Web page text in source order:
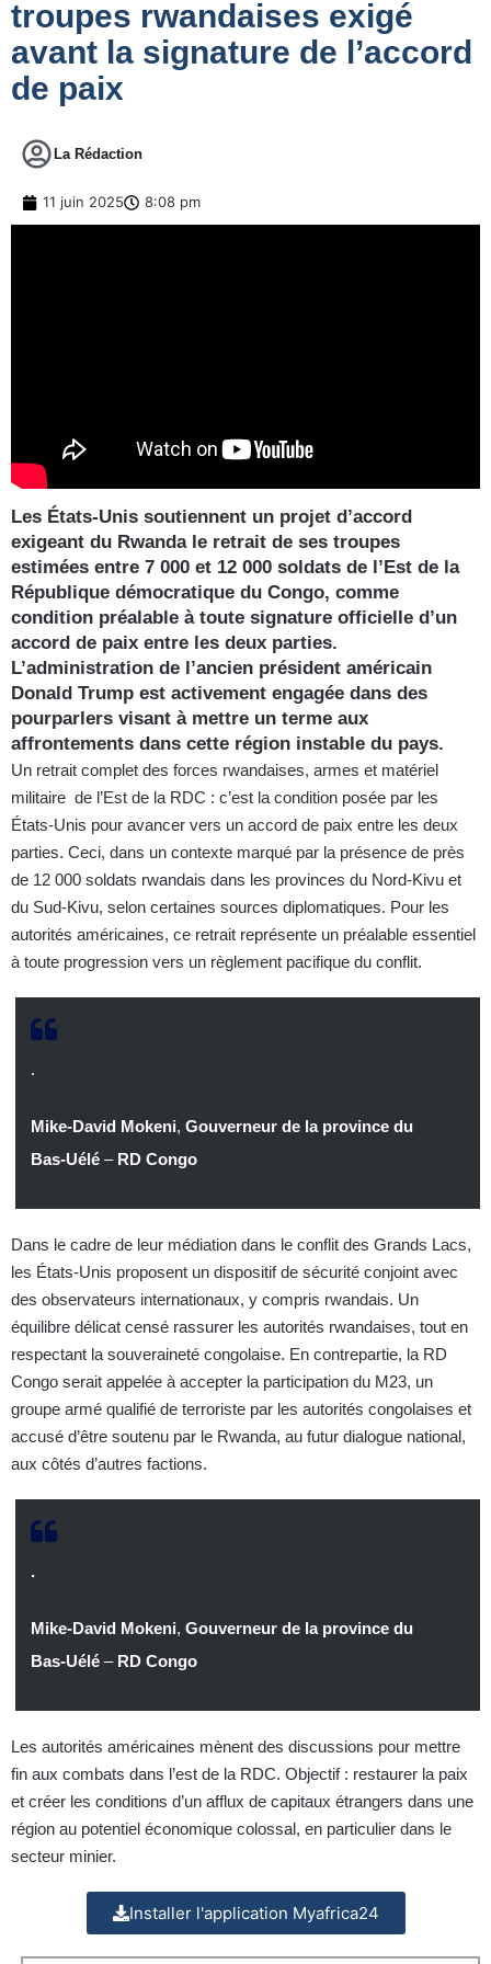
troupes rwandaises exigé
avant la signature de l’accord
de paix
La Rédaction
11 juin 2025 8:08 pm
Les États-Unis soutiennent un projet d’accord
exigeant du Rwanda le retrait de ses troupes
estimées entre 7 000 et 12 000 soldats de l’Est de la
République démocratique du Congo, comme
condition préalable à toute signature officielle d’un
accord de paix entre les deux parties.
L’administration de l’ancien président américain
Donald Trump est activement engagée dans des
pourparlers visant à mettre un terme aux
affrontements dans cette région instable du pays.
Un retrait complet des forces rwandaises, armes et matériel
militaire de l’Est de la RDC : c’est la condition posée par les
États-Unis pour avancer vers un accord de paix entre les deux
parties. Ceci, dans un contexte marqué par la présence de près
de 12 000 soldats rwandais dans les provinces du Nord-Kivu et
du Sud-Kivu, selon certaines sources diplomatiques. Pour les
autorités américaines, ce retrait représente un préalable essentiel
à toute progression vers un règlement pacifique du conflit.
.
Mike-David Mokeni, Gouverneur de la province du
Bas-Uélé– RD Congo
Dans le cadre de leur médiation dans le conflit des Grands Lacs,
les États-Unis proposent un dispositif de sécurité conjoint avec
des observateurs internationaux, y compris rwandais. Un
équilibre délicat censé rassurer les autorités rwandaises, tout en
respectant la souveraineté congolaise. En contrepartie, la RD
Congo serait appelée à accepter la participation du M23, un
groupe armé qualifié de terroriste par les autorités congolaises et
accusé d’être soutenu par le Rwanda, au futur dialogue national,
aux côtés d’autres factions.
.
Mike-David Mokeni, Gouverneur de la province du
Bas-Uélé– RD Congo
Les autorités américaines mènent des discussions pour mettre
fin aux combats dans l’est de la RDC. Objectif : restaurer la paix
et créer les conditions d’un afflux de capitaux étrangers dans une
région au potentiel économique colossal, en particulier dans le
secteur minier.
Installer l'application Myafrica24